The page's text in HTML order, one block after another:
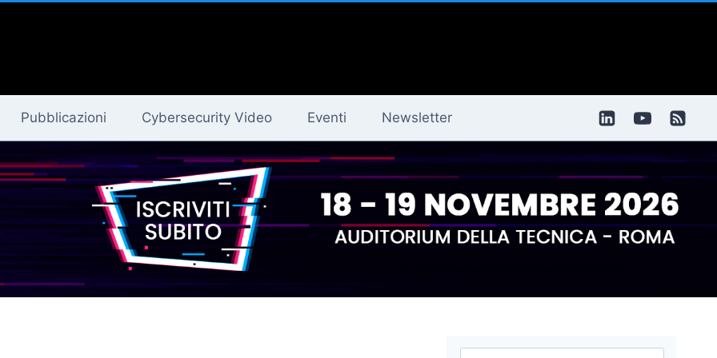
Pubblicazioni Cybersecurity Video Eventi Newsletter